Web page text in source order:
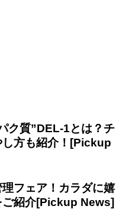
ク質”DEL-1とは？チ
方も紹介！
フェア！カラダに嬉
ご紹介